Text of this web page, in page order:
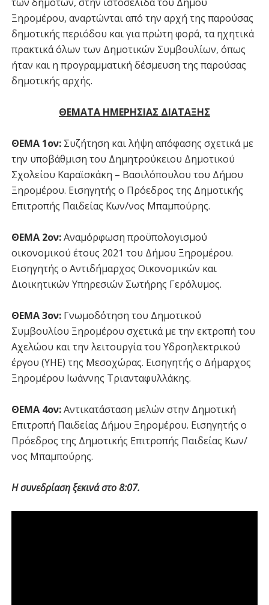
Ξηρομέρου, αναρτώνται από την αρχή της παρούσας
δημοτικής περιόδου και για πρώτη φορά, τα ηχητικά
πρακτικά όλων των Δημοτικών Συμβουλίων, όπως
ήταν και η προγραμματική δέσμευση της παρούσας
δημοτικής αρχής.
ΘΕΜΑΤΑ ΗΜΕΡΗΣΙΑΣ ΔΙΑΤΑΞΗΣ
ΘΕΜΑ 1ον: Συζήτηση και λήψη απόφασης σχετικά με
την υποβάθμιση του Δημητρούκειου Δημοτικού
Σχολείου Καραϊσκάκη – Βασιλόπουλου του Δήμου
Ξηρομέρου. Εισηγητής ο Πρόεδρος της Δημοτικής
Επιτροπής Παιδείας Κων/νος Μπαμπούρης.
ΘΕΜΑ 2ον:Αναμόρφωση προϋπολογισμού
οικονομικού έτους 2021 του Δήμου Ξηρομέρου.
Εισηγητής ο Αντιδήμαρχος Οικονομικών και
Διοικητικών Υπηρεσιών Σωτήρης Γερόλυμος.
ΘΕΜΑ 3ον: Γνωμοδότηση του Δημοτικού
Συμβουλίου Ξηρομέρου σχετικά με την εκτροπή του
Αχελώου και την λειτουργία του Υδροηλεκτρικού
έργου (ΥΗΕ) της Μεσοχώρας. Εισηγητής ο Δήμαρχος
Ξηρομέρου Ιωάννης Τριανταφυλλάκης.
ΘΕΜΑ 4ον:Αντικατάσταση μελών στην Δημοτική
Επιτροπή Παιδείας Δήμου Ξηρομέρου. Εισηγητής ο
Πρόεδρος της Δημοτικής Επιτροπής Παιδείας Κων/
νος Μπαμπούρης.
Η συνεδρίαση ξεκινά στο 8:07.